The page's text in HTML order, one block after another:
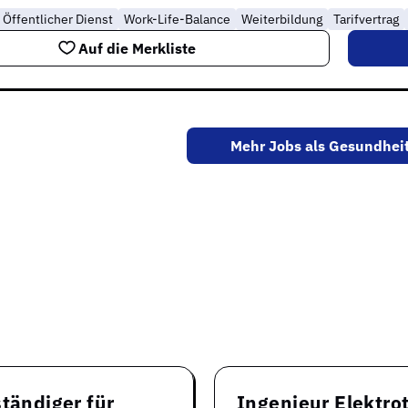
Öffentlicher Dienst Work-Life-Balance Weiterbildung Tarifvertrag
Auf die Merkliste
Mehr Jobs als
für Ingenieur